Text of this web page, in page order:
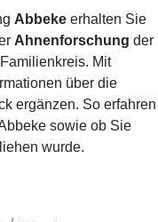
Abbeke erhalten Sie
Ahnenforschung der
Mit
über die
ergänzen. So erfahren
sowie ob Sie
wurde.